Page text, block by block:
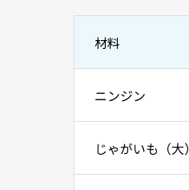
材料
ニンジン
じゃがいも（大）